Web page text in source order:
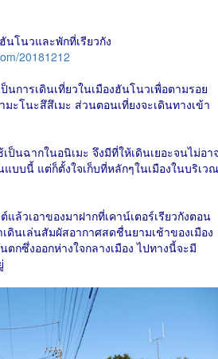
นโนวและพักที่เรียวกัง
20181212
การเดินเที่ยวในเมืองฮันโนวเพื่อตามรอย
ะโนะสึสึเมะ ส่วนตอนเที่ยงจะเดินทางเข้า
ป็นฉากในอนิเมะ จึงมีที่ให้เดินเยอะจนไม่อา
บบนี้ แต่ก็ตั้งใจเก็บที่หลักๆในเมืองในบริเวณ
แล้วเอาของมาฝากที่เคาน์เตอร์เรียวกังตอน
เดินเล่นสัมผัสอากาศสดชื่นยามเช้าของเมือง
กซึ่งออกห่างใจกลางเมือง ไปทางนี้จะมี